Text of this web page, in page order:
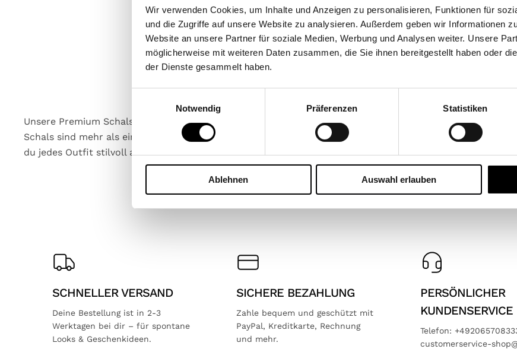
Wir verwenden Cookies, um Inhalte und Anzeigen zu personalisieren, Funktionen für
und die Zugriffe auf unsere Website zu analysieren. Außerdem geben wir Informationen
Website an unsere Partner für soziale Medien, Werbung und Analysen weiter. Unsere
möglicherweise mit weiteren Daten zusammen, die Sie ihnen bereitgestellt haben oder
der Dienste gesammelt haben.
Notwendig
Präferenzen Statistiken
Ablehnen Auswahl erlauben
Unsere Premium Schals vereinen höchste Qualität, zeitloses Design und luxuriöse Materialien. Ob feine
Schals sind mehr als ein Accessoire: Sie sind ein Statement. Perfekt für alle, die Wert auf Stil, Komfort
du jedes Outfit stilvoll ab.
SCHNELLER VERSAND
Deine Bestellung ist in 2-3
Werktagen bei dir – für spontane
Looks & Geschenkideen.
SICHERE BEZAHLUNG
Zahle bequem und geschützt mit
PayPal, Kreditkarte, Rechnung
und mehr.
PERSÖNLICHER
KUNDENSERVICE
Telefon:
customerservice-